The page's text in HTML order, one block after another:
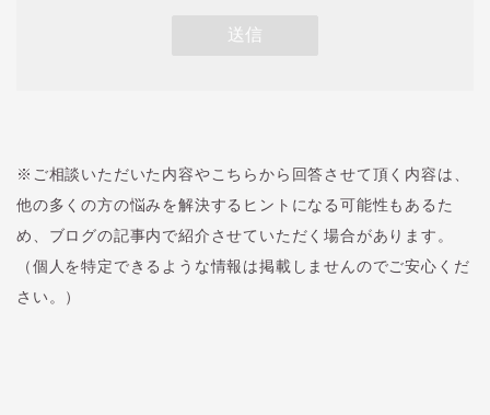
※ご相談いただいた内容やこちらから回答させて頂く内容は、
他の多くの方の悩みを解決するヒントになる可能性もあるた
め、ブログの記事内で紹介させていただく場合があります。
（個人を特定できるような情報は掲載しませんのでご安心くだ
さい。）